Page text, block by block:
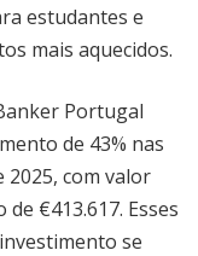
estudantes e
mais aquecidos.
Portugal
de 43% nas
com valor
€413.617. Esses
se